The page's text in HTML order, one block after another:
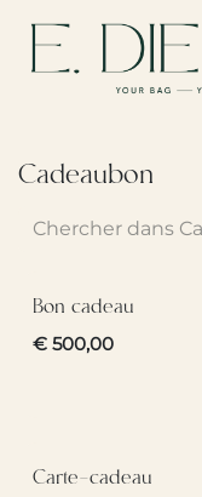
Cadeaubon
Bon cadeau
€ 500,00
Carte-cadeau